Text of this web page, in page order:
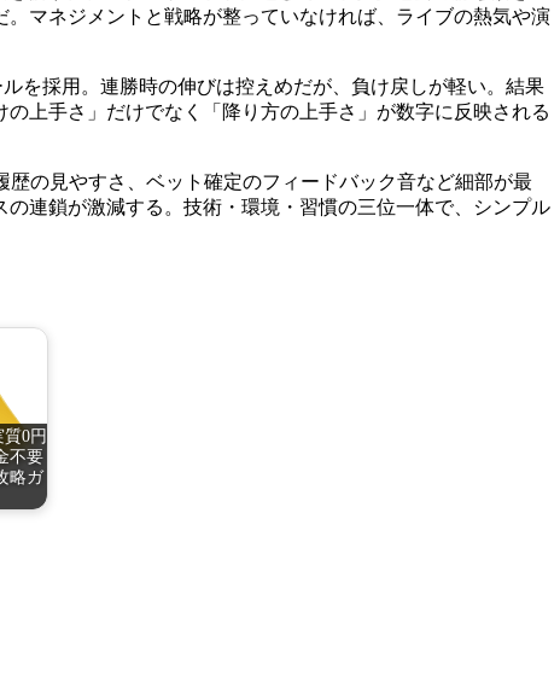
マネジメントと戦略が整っていなければ、ライブの熱気や演
を採用。連勝時の伸びは控えめだが、負け戻しが軽い。結果
の上手さ」だけでなく「降り方の上手さ」が数字に反映される
の見やすさ、ベット確定のフィードバック音など細部が最
連鎖が激減する。技術・環境・習慣の三位一体で、シンプル
0円
不要
略ガ